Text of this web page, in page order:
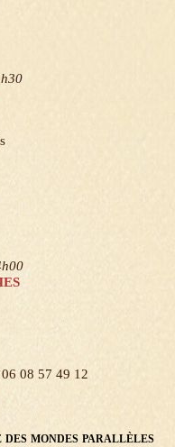
08 57 49 12
des mondes parallèles